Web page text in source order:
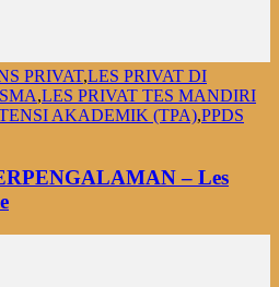
PRIVAT,LES PRIVAT DI
,LES PRIVAT TES MANDIRI
AKADEMIK (TPA),PPDS
– Les